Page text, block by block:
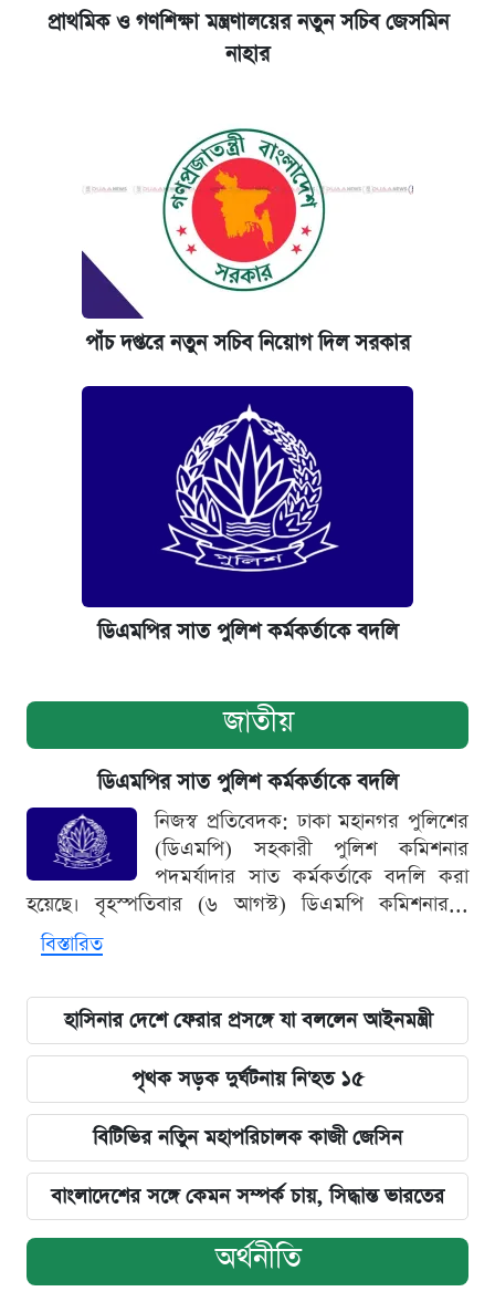
প্রাথমিক ও গণশিক্ষা মন্ত্রণালয়ের নতুন সচিব জেসমিন
নাহার
পাঁচ দপ্তরে নতুন সচিব নিয়োগ দিল সরকার
ডিএমপির সাত পুলিশ কর্মকর্তাকে বদলি
জাতীয়
ডিএমপির সাত পুলিশ কর্মকর্তাকে বদলি
নিজস্ব প্রতিবেদক: ঢাকা মহানগর পুলিশের
(ডিএমপি) সহকারী পুলিশ কমিশনার
পদমর্যাদার সাত কর্মকর্তাকে বদলি করা
হয়েছে। বৃহস্পতিবার (৬ আগস্ট) ডিএমপি কমিশনার...
বিস্তারিত
হাসিনার দেশে ফেরার প্রসঙ্গে যা বললেন আইনমন্ত্রী
পৃথক সড়ক দুর্ঘটনায় নি'হত ১৫
বিটিভির নতিুন মহাপরিচালক কাজী জেসিন
বাংলাদেশের সঙ্গে কেমন সম্পর্ক চায়, সিদ্ধান্ত ভারতের
অর্থনীতি